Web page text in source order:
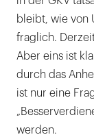
bleibt, wie von
fraglich.
Aber eins ist
durch das
ist nur eine
werden.